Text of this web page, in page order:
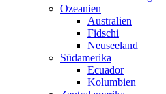
Ozeanien
Australien
Fidschi
Neuseeland
Südamerika
Ecuador
Kolumbien